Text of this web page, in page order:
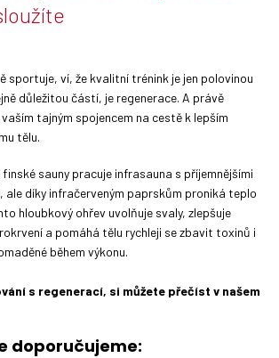
sportuje, ví, že kvalitní trénink je jen polovinou
důležitou částí, je regenerace. A právě
tajným spojencem na cestě k lepším
tělu.
sauny pracuje infrasauna s příjemnějšími
ale díky infračerveným paprskům proniká teplo
hloubkový ohřev uvolňuje svaly, zlepšuje
a pomáhá tělu rychleji se zbavit toxinů i
během výkonu.
s regenerací, si můžete přečíst v našem
doporučujeme: